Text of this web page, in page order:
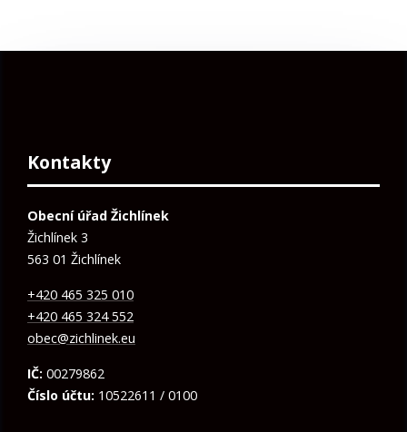
Kontakty
Obecní úřad Žichlínek
Žichlínek 3
563 01 Žichlínek
+420 465 325 010
+420 465 324 552
obec@zichlinek.eu
IČ: 00279862
Číslo účtu: 10522611 / 0100